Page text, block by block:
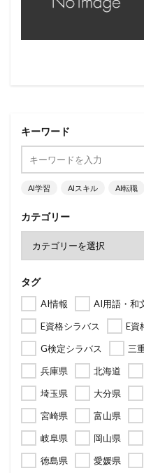
キーワード
AI学習 AIスキル AI転職
カテゴリー
タグ
AI情報 AI用語・和
E資格シラバス
E資
G検定シラバス
三
兵庫県
北海道
埼玉県
大分県
宮崎県
富山県
岐阜県
岡山県
徳島県
愛媛県